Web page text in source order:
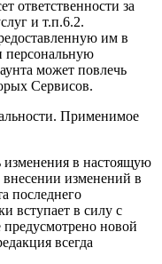
ответственности за
и т.п.6.2.
им в
персональную
может повлечь
Сервисов.
Применимое
изменения в настоящую
изменений в
последнего
вступает в силу с
новой
всегда